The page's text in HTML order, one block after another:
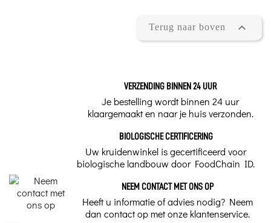
Terug naar boven 
VERZENDING BINNEN 24 UUR
Je bestelling wordt binnen 24 uur
klaargemaakt en naar je huis verzonden.
BIOLOGISCHE CERTIFICERING
Uw kruidenwinkel is gecertificeerd voor
biologische landbouw door FoodChain ID.
NEEM CONTACT MET ONS OP
Heeft u informatie of advies nodig? Neem
dan contact op met onze klantenservice.